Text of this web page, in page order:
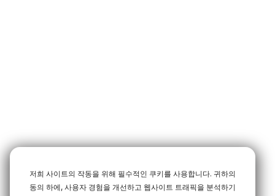
저희 사이트의 작동을 위해 필수적인 쿠키를 사용합니다. 귀하의
동의 하에, 사용자 경험을 개선하고 웹사이트 트래픽을 분석하기